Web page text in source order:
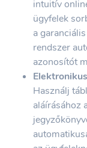
intuitív
ügyfelek
a
rendszer
azonosítót
Használj
aláírásához